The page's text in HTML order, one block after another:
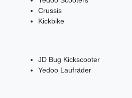
Crussis
Kickbike
JD Bug Kickscooter
Yedoo Laufräder